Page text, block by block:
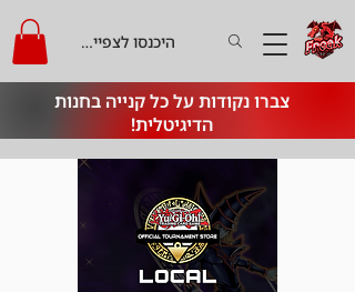
צברו נקודות על כל קנייה בחנות
הדיגיטלית!
היכנסו לצפייה בקרדיט